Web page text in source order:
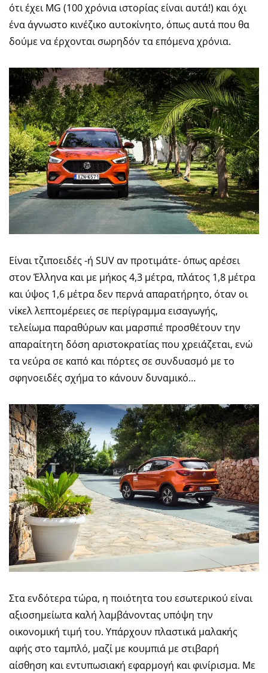
ότι έχει MG (100 χρόνια ιστορίας είναι αυτά!) και όχι
ένα άγνωστο κινέζικο αυτοκίνητο, όπως αυτά που θα
δούμε να έρχονται σωρηδόν τα επόμενα χρόνια.
Είναι τζιποειδές -ή SUV αν προτιμάτε- όπως αρέσει
στον Έλληνα και με μήκος 4,3 μέτρα, πλάτος 1,8 μέτρα
και ύψος 1,6 μέτρα δεν περνά απαρατήρητο, όταν οι
νίκελ λεπτομέρειες σε περίγραμμα εισαγωγής,
τελείωμα παραθύρων και μαρσπιέ προσθέτουν την
απαραίτητη δόση αριστοκρατίας που χρειάζεται, ενώ
τα νεύρα σε καπό και πόρτες σε συνδυασμό με το
σφηνοειδές σχήμα το κάνουν δυναμικό…
Στα ενδότερα τώρα, η ποιότητα του εσωτερικού είναι
αξιοσημείωτα καλή λαμβάνοντας υπόψη την
οικονομική τιμή του. Υπάρχουν πλαστικά μαλακής
αφής στο ταμπλό, μαζί με κουμπιά με στιβαρή
αίσθηση και εντυπωσιακή εφαρμογή και φινίρισμα. Με